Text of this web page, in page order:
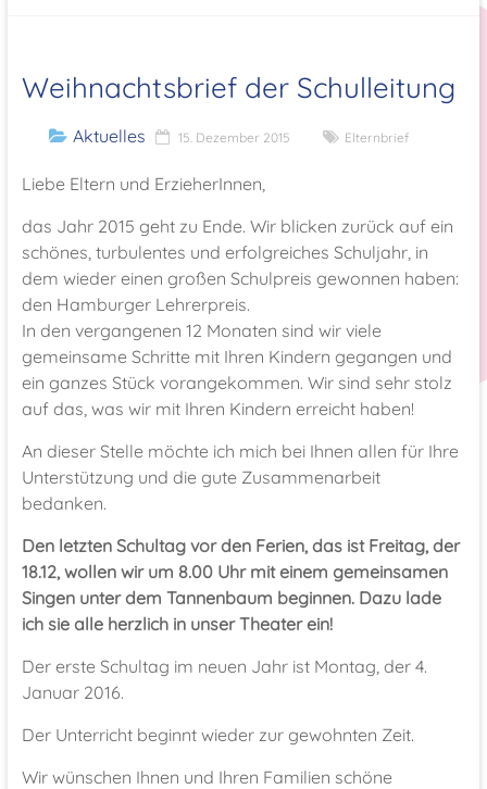
Weihnachtsbrief der Schulleitung
Aktuelles 15. Dezember 2015 Elternbrief
Liebe Eltern und ErzieherInnen,
das Jahr 2015 geht zu Ende. Wir blicken zurück auf ein
schönes, turbulentes und erfolgreiches Schuljahr, in
dem wieder einen großen Schulpreis gewonnen haben:
den Hamburger Lehrerpreis.
In den vergangenen 12 Monaten sind wir viele
gemeinsame Schritte mit Ihren Kindern gegangen und
ein ganzes Stück vorangekommen. Wir sind sehr stolz
auf das, was wir mit Ihren Kindern erreicht haben!
An dieser Stelle möchte ich mich bei Ihnen allen für Ihre
Unterstützung und die gute Zusammenarbeit
bedanken.
Den letzten Schultag vor den Ferien, das ist Freitag, der
18.12, wollen wir um 8.00 Uhr mit einem gemeinsamen
Singen unter dem Tannenbaum beginnen. Dazu lade
ich sie alle herzlich in unser Theater ein!
Der erste Schultag im neuen Jahr ist Montag, der 4.
Januar 2016.
Der Unterricht beginnt wieder zur gewohnten Zeit.
Wir wünschen Ihnen und Ihren Familien schöne